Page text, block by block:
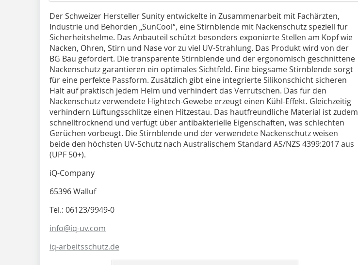
Der Schweizer Hersteller Sunity entwickelte in Zusammenarbeit mit Fachärzten,
Industrie und Behörden „SunCool“, eine Stirnblende mit Nackenschutz speziell für
Sicherheitshelme. Das Anbauteil schützt besonders exponierte Stellen am Kopf wie
Nacken, Ohren, Stirn und Nase vor zu viel UV-Strahlung. Das Produkt wird von der
BG Bau gefördert. Die transparente Stirnblende und der ergonomisch geschnittene
Nackenschutz garantieren ein optimales Sichtfeld. Eine biegsame Stirnblende sorgt
für eine perfekte Passform. Zusätzlich gibt eine integrierte Silikonschicht sicheren
Halt auf praktisch jedem Helm und verhindert das Verrutschen. Das für den
Nackenschutz verwendete Hightech-Gewebe erzeugt einen Kühl-Effekt. Gleichzeitig
verhindern Lüftungsschlitze einen Hitzestau. Das hautfreundliche Material ist zudem
schnelltrocknend und verfügt über antibakterielle Eigenschaften, was schlechten
Gerüchen vorbeugt. Die Stirnblende und der verwendete Nackenschutz weisen
beide den höchsten UV-Schutz nach Australischem Standard AS/NZS 4399:2017 aus
(UPF 50+).
iQ-Company
65396 Walluf
Tel.: 06123/9949-0
info@iq-uv.com
iq-arbeitsschutz.de